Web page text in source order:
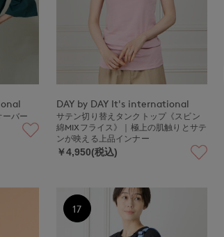
ーバー
DAY by DAY It's international
サテン切り替えタンクトップ《スビン
綿MIXフライス》｜極上の肌触りとサテ
ンが映える上品インナー
￥4,950(税込)
17